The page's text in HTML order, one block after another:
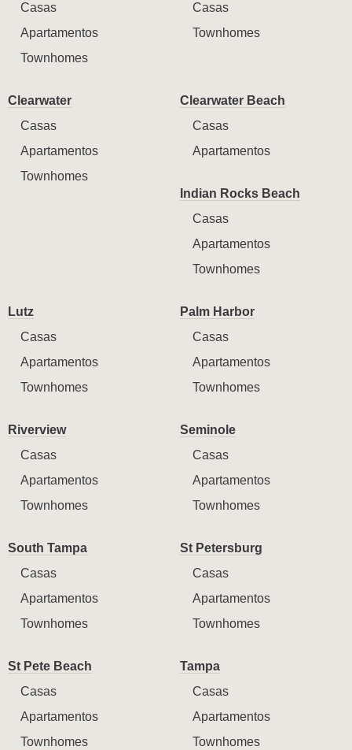
Casas
Apartamentos
Townhomes
Casas
Townhomes
Clearwater
Casas
Apartamentos
Townhomes
Clearwater Beach
Casas
Apartamentos
Indian Rocks Beach
Casas
Apartamentos
Townhomes
Lutz
Casas
Apartamentos
Townhomes
Palm Harbor
Casas
Apartamentos
Townhomes
Riverview
Casas
Apartamentos
Townhomes
Seminole
Casas
Apartamentos
Townhomes
South Tampa
Casas
Apartamentos
Townhomes
St Petersburg
Casas
Apartamentos
Townhomes
St Pete Beach
Casas
Apartamentos
Townhomes
Tampa
Casas
Apartamentos
Townhomes